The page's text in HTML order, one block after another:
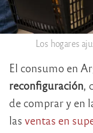
Los hogares
El consumo en
reconfiguración,
de comprar y en
las ventas en